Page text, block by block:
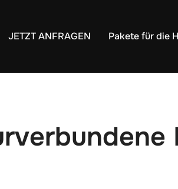
JETZT ANFRAGEN Pakete für die